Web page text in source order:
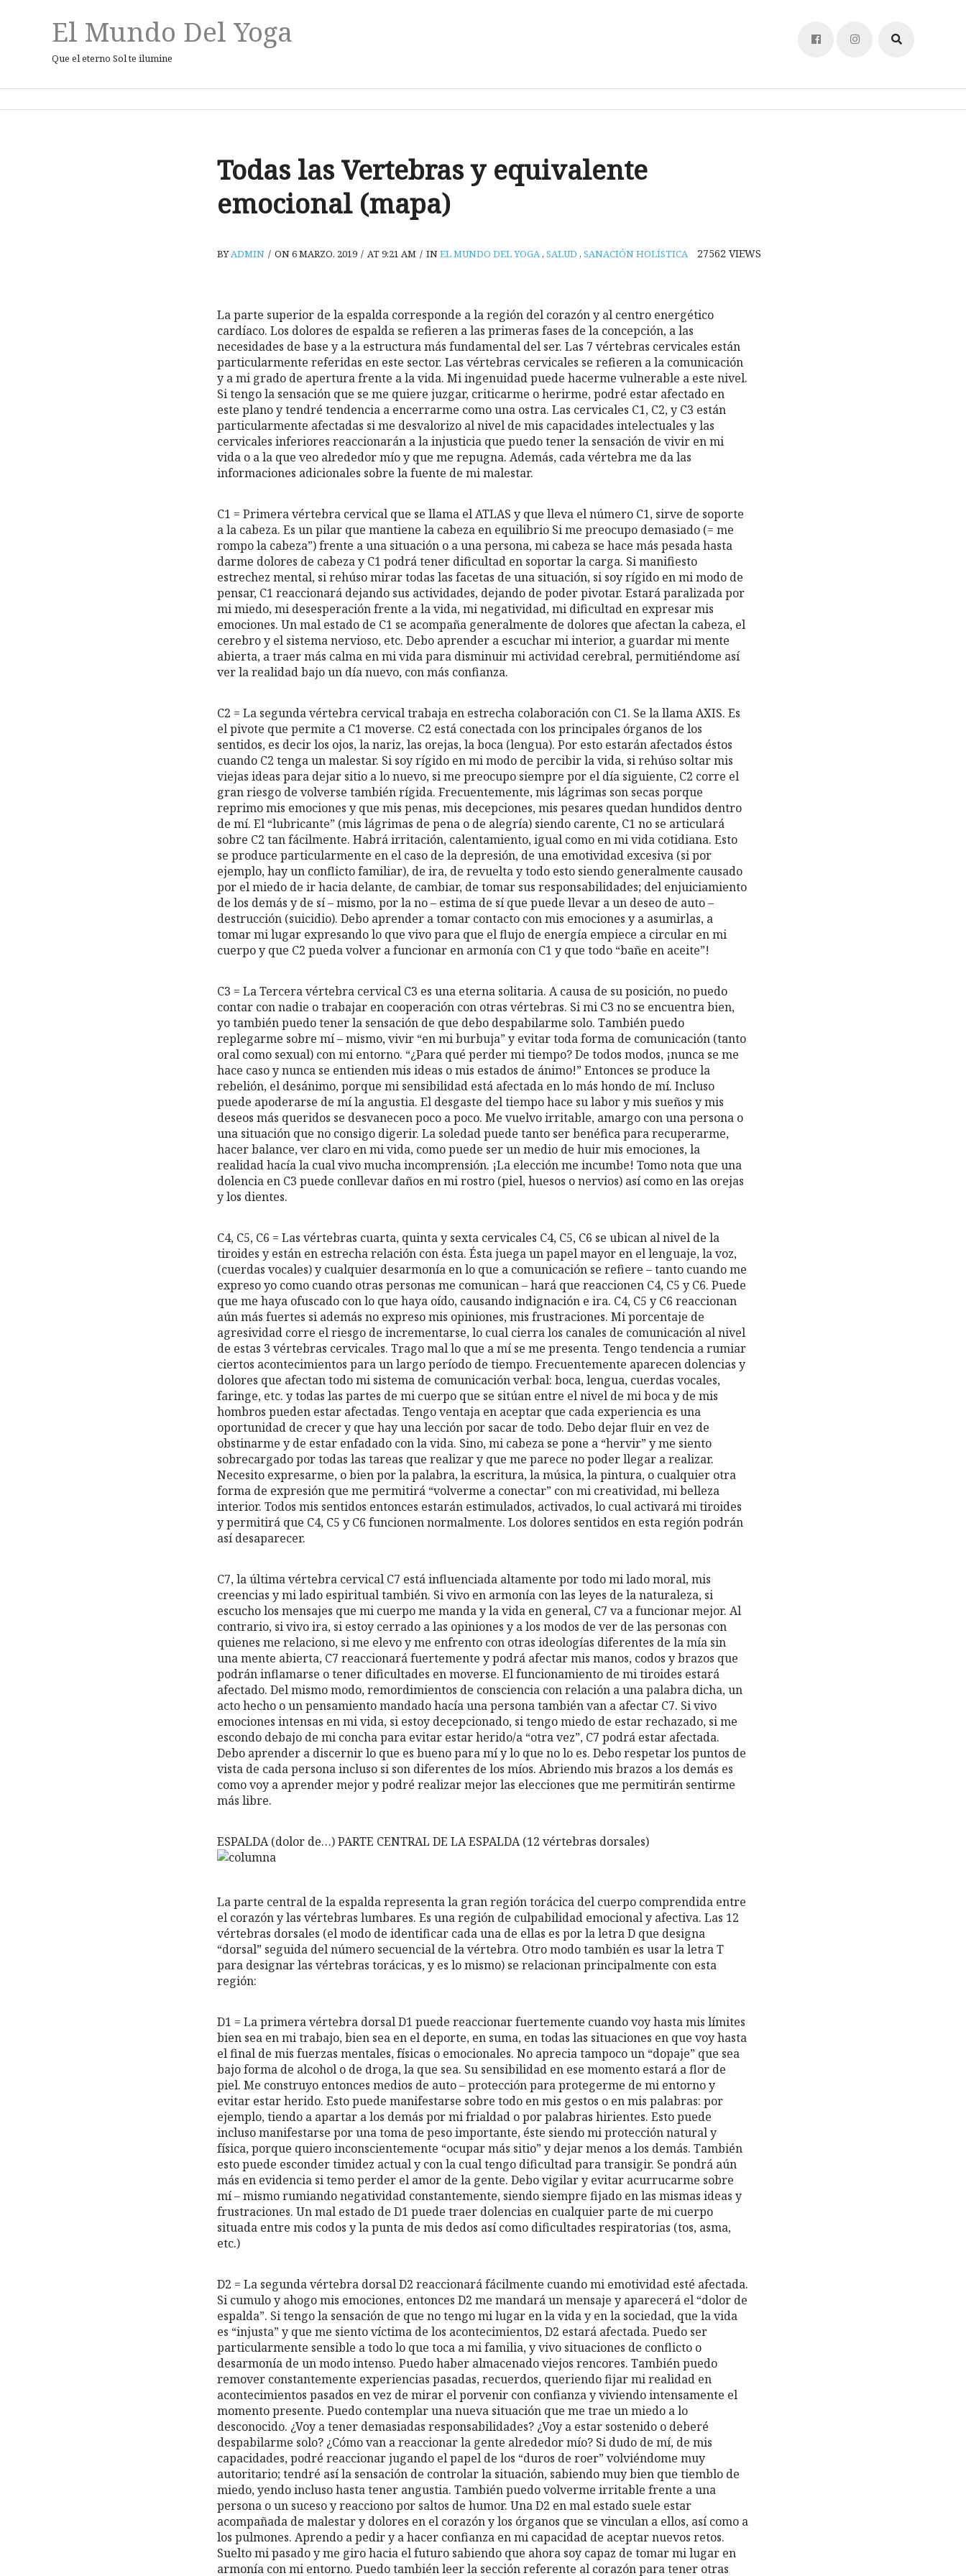
El Mundo Del Yoga
Que el eterno Sol te ilumine
Todas las Vertebras y equivalente
emocional (mapa)
BYADMIN / ON 6 MARZO, 2019 / AT 9:21 AM / INEL MUNDO DEL YOGA, SALUD , SANACIÓN HOLÍSTICA 27562 VIEWS
La parte superior de la espalda corresponde a la región del corazón y al centro energético
cardíaco. Los dolores de espalda se refieren a las primeras fases de la concepción, a las
necesidades de base y a la estructura más fundamental del ser. Las 7 vértebras cervicales están
particularmente referidas en este sector. Las vértebras cervicales se refieren a la comunicación
y a mi grado de apertura frente a la vida. Mi ingenuidad puede hacerme vulnerable a este nivel.
Si tengo la sensación que se me quiere juzgar, criticarme o herirme, podré estar afectado en
este plano y tendré tendencia a encerrarme como una ostra. Las cervicales C1, C2, y C3 están
particularmente afectadas si me desvalorizo al nivel de mis capacidades intelectuales y las
cervicales inferiores reaccionarán a la injusticia que puedo tener la sensación de vivir en mi
vida o a la que veo alrededor mío y que me repugna. Además, cada vértebra me da las
informaciones adicionales sobre la fuente de mi malestar.
C1 = Primera vértebra cervical que se llama el ATLAS y que lleva el número C1, sirve de soporte
a la cabeza. Es un pilar que mantiene la cabeza en equilibrio Si me preocupo demasiado (= me
rompo la cabeza”) frente a una situación o a una persona, mi cabeza se hace más pesada hasta
darme dolores de cabeza y C1 podrá tener dificultad en soportar la carga. Si manifiesto
estrechez mental, si rehúso mirar todas las facetas de una situación, si soy rígido en mi modo de
pensar, C1 reaccionará dejando sus actividades, dejando de poder pivotar. Estará paralizada por
mi miedo, mi desesperación frente a la vida, mi negatividad, mi dificultad en expresar mis
emociones. Un mal estado de C1 se acompaña generalmente de dolores que afectan la cabeza, el
cerebro y el sistema nervioso, etc. Debo aprender a escuchar mi interior, a guardar mi mente
abierta, a traer más calma en mi vida para disminuir mi actividad cerebral, permitiéndome así
ver la realidad bajo un día nuevo, con más confianza.
C2 = La segunda vértebra cervical trabaja en estrecha colaboración con C1. Se la llama AXIS. Es
el pivote que permite a C1 moverse. C2 está conectada con los principales órganos de los
sentidos, es decir los ojos, la nariz, las orejas, la boca (lengua). Por esto estarán afectados éstos
cuando C2 tenga un malestar. Si soy rígido en mi modo de percibir la vida, si rehúso soltar mis
viejas ideas para dejar sitio a lo nuevo, si me preocupo siempre por el día siguiente, C2 corre el
gran riesgo de volverse también rígida. Frecuentemente, mis lágrimas son secas porque
reprimo mis emociones y que mis penas, mis decepciones, mis pesares quedan hundidos dentro
de mí. El “lubricante” (mis lágrimas de pena o de alegría) siendo carente, C1 no se articulará
sobre C2 tan fácilmente. Habrá irritación, calentamiento, igual como en mi vida cotidiana. Esto
se produce particularmente en el caso de la depresión, de una emotividad excesiva (si por
ejemplo, hay un conflicto familiar), de ira, de revuelta y todo esto siendo generalmente causado
por el miedo de ir hacia delante, de cambiar, de tomar sus responsabilidades; del enjuiciamiento
de los demás y de sí – mismo, por la no – estima de sí que puede llevar a un deseo de auto –
destrucción (suicidio). Debo aprender a tomar contacto con mis emociones y a asumirlas, a
tomar mi lugar expresando lo que vivo para que el flujo de energía empiece a circular en mi
cuerpo y que C2 pueda volver a funcionar en armonía con C1 y que todo “bañe en aceite”!
C3 = La Tercera vértebra cervical C3 es una eterna solitaria. A causa de su posición, no puedo
contar con nadie o trabajar en cooperación con otras vértebras. Si mi C3 no se encuentra bien,
yo también puedo tener la sensación de que debo despabilarme solo. También puedo
replegarme sobre mí – mismo, vivir “en mi burbuja” y evitar toda forma de comunicación (tanto
oral como sexual) con mi entorno. “¿Para qué perder mi tiempo? De todos modos, ¡nunca se me
hace caso y nunca se entienden mis ideas o mis estados de ánimo!” Entonces se produce la
rebelión, el desánimo, porque mi sensibilidad está afectada en lo más hondo de mí. Incluso
puede apoderarse de mí la angustia. El desgaste del tiempo hace su labor y mis sueños y mis
deseos más queridos se desvanecen poco a poco. Me vuelvo irritable, amargo con una persona o
una situación que no consigo digerir. La soledad puede tanto ser benéfica para recuperarme,
hacer balance, ver claro en mi vida, como puede ser un medio de huir mis emociones, la
realidad hacía la cual vivo mucha incomprensión. ¡La elección me incumbe! Tomo nota que una
dolencia en C3 puede conllevar daños en mi rostro (piel, huesos o nervios) así como en las orejas
y los dientes.
C4, C5, C6 = Las vértebras cuarta, quinta y sexta cervicales C4, C5, C6 se ubican al nivel de la
tiroides y están en estrecha relación con ésta. Ésta juega un papel mayor en el lenguaje, la voz,
(cuerdas vocales) y cualquier desarmonía en lo que a comunicación se refiere – tanto cuando me
expreso yo como cuando otras personas me comunican – hará que reaccionen C4, C5 y C6. Puede
que me haya ofuscado con lo que haya oído, causando indignación e ira. C4, C5 y C6 reaccionan
aún más fuertes si además no expreso mis opiniones, mis frustraciones. Mi porcentaje de
agresividad corre el riesgo de incrementarse, lo cual cierra los canales de comunicación al nivel
de estas 3 vértebras cervicales. Trago mal lo que a mí se me presenta. Tengo tendencia a rumiar
ciertos acontecimientos para un largo período de tiempo. Frecuentemente aparecen dolencias y
dolores que afectan todo mi sistema de comunicación verbal: boca, lengua, cuerdas vocales,
faringe, etc. y todas las partes de mi cuerpo que se sitúan entre el nivel de mi boca y de mis
hombros pueden estar afectadas. Tengo ventaja en aceptar que cada experiencia es una
oportunidad de crecer y que hay una lección por sacar de todo. Debo dejar fluir en vez de
obstinarme y de estar enfadado con la vida. Sino, mi cabeza se pone a “hervir” y me siento
sobrecargado por todas las tareas que realizar y que me parece no poder llegar a realizar.
Necesito expresarme, o bien por la palabra, la escritura, la música, la pintura, o cualquier otra
forma de expresión que me permitirá “volverme a conectar” con mi creatividad, mi belleza
interior. Todos mis sentidos entonces estarán estimulados, activados, lo cual activará mi tiroides
y permitirá que C4, C5 y C6 funcionen normalmente. Los dolores sentidos en esta región podrán
así desaparecer.
C7, la última vértebra cervical C7 está influenciada altamente por todo mi lado moral, mis
creencias y mi lado espiritual también. Si vivo en armonía con las leyes de la naturaleza, si
escucho los mensajes que mi cuerpo me manda y la vida en general, C7 va a funcionar mejor. Al
contrario, si vivo ira, si estoy cerrado a las opiniones y a los modos de ver de las personas con
quienes me relaciono, si me elevo y me enfrento con otras ideologías diferentes de la mía sin
una mente abierta, C7 reaccionará fuertemente y podrá afectar mis manos, codos y brazos que
podrán inflamarse o tener dificultades en moverse. El funcionamiento de mi tiroides estará
afectado. Del mismo modo, remordimientos de consciencia con relación a una palabra dicha, un
acto hecho o un pensamiento mandado hacía una persona también van a afectar C7. Si vivo
emociones intensas en mi vida, si estoy decepcionado, si tengo miedo de estar rechazado, si me
escondo debajo de mi concha para evitar estar herido/a “otra vez”, C7 podrá estar afectada.
Debo aprender a discernir lo que es bueno para mí y lo que no lo es. Debo respetar los puntos de
vista de cada persona incluso si son diferentes de los míos. Abriendo mis brazos a los demás es
como voy a aprender mejor y podré realizar mejor las elecciones que me permitirán sentirme
más libre.
ESPALDA (dolor de…) PARTE CENTRAL DE LA ESPALDA (12 vértebras dorsales)
La parte central de la espalda representa la gran región torácica del cuerpo comprendida entre
el corazón y las vértebras lumbares. Es una región de culpabilidad emocional y afectiva. Las 12
vértebras dorsales (el modo de identificar cada una de ellas es por la letra D que designa
“dorsal” seguida del número secuencial de la vértebra. Otro modo también es usar la letra T
para designar las vértebras torácicas, y es lo mismo) se relacionan principalmente con esta
región:
D1 = La primera vértebra dorsal D1 puede reaccionar fuertemente cuando voy hasta mis límites
bien sea en mi trabajo, bien sea en el deporte, en suma, en todas las situaciones en que voy hasta
el final de mis fuerzas mentales, físicas o emocionales. No aprecia tampoco un “dopaje” que sea
bajo forma de alcohol o de droga, la que sea. Su sensibilidad en ese momento estará a flor de
piel. Me construyo entonces medios de auto – protección para protegerme de mi entorno y
evitar estar herido. Esto puede manifestarse sobre todo en mis gestos o en mis palabras: por
ejemplo, tiendo a apartar a los demás por mi frialdad o por palabras hirientes. Esto puede
incluso manifestarse por una toma de peso importante, éste siendo mi protección natural y
física, porque quiero inconscientemente “ocupar más sitio” y dejar menos a los demás. También
esto puede esconder timidez actual y con la cual tengo dificultad para transigir. Se pondrá aún
más en evidencia si temo perder el amor de la gente. Debo vigilar y evitar acurrucarme sobre
mí – mismo rumiando negatividad constantemente, siendo siempre fijado en las mismas ideas y
frustraciones. Un mal estado de D1 puede traer dolencias en cualquier parte de mi cuerpo
situada entre mis codos y la punta de mis dedos así como dificultades respiratorias (tos, asma,
etc.)
D2 = La segunda vértebra dorsal D2 reaccionará fácilmente cuando mi emotividad esté afectada.
Si cumulo y ahogo mis emociones, entonces D2 me mandará un mensaje y aparecerá el “dolor de
espalda”. Si tengo la sensación de que no tengo mi lugar en la vida y en la sociedad, que la vida
es “injusta” y que me siento víctima de los acontecimientos, D2 estará afectada. Puedo ser
particularmente sensible a todo lo que toca a mi familia, y vivo situaciones de conflicto o
desarmonía de un modo intenso. Puedo haber almacenado viejos rencores. También puedo
remover constantemente experiencias pasadas, recuerdos, queriendo fijar mi realidad en
acontecimientos pasados en vez de mirar el porvenir con confianza y viviendo intensamente el
momento presente. Puedo contemplar una nueva situación que me trae un miedo a lo
desconocido. ¿Voy a tener demasiadas responsabilidades? ¿Voy a estar sostenido o deberé
despabilarme solo? ¿Cómo van a reaccionar la gente alrededor mío? Si dudo de mí, de mis
capacidades, podré reaccionar jugando el papel de los “duros de roer” volviéndome muy
autoritario; tendré así la sensación de controlar la situación, sabiendo muy bien que tiemblo de
miedo, yendo incluso hasta tener angustia. También puedo volverme irritable frente a una
persona o un suceso y reacciono por saltos de humor. Una D2 en mal estado suele estar
acompañada de malestar y dolores en el corazón y los órganos que se vinculan a ellos, así como a
los pulmones. Aprendo a pedir y a hacer confianza en mi capacidad de aceptar nuevos retos.
Suelto mi pasado y me giro hacia el futuro sabiendo que ahora soy capaz de tomar mi lugar en
armonía con mi entorno. Puedo también leer la sección referente al corazón para tener otras